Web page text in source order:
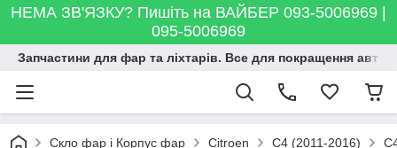
НЕМА ЗВ'ЯЗКУ? Пишіть на ВАЙБЕР 093-5006969 |
095-5006969
Запчастини для фар та ліхтарів. Все для покращення
Скло фар і Корпус фар Citroen C4 (2011-2016)